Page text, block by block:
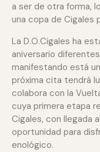
a ser de otra forma,
una copa de Cigales
La D.O.Cigales ha
aniversario
manifestando está
próxima cita tendrá
colabora con la
cuya primera etapa
Cigales, con llegada
oportunidad para
enológico.